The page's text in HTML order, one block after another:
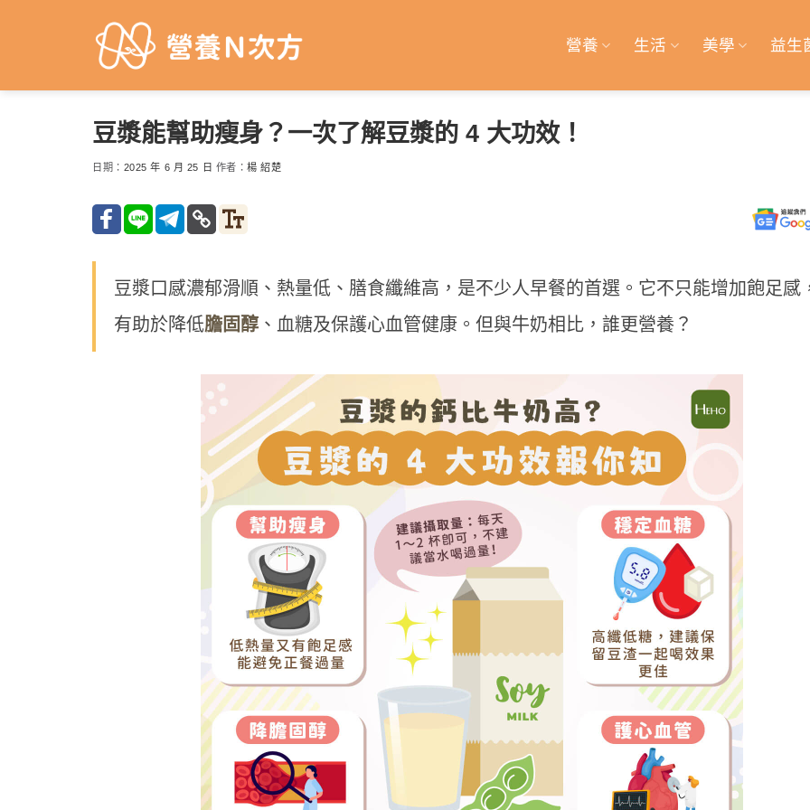
營養 生活 美學 益生
豆漿能幫助瘦身？一次了解豆漿的 4 大功效！
日期： 2025 年 6 月 25 日 作者：楊 紹楚
豆漿口感濃郁滑順、熱量低、膳食纖維高，是不少人早餐的首選。它不只能增加飽足感
有助於降低膽固醇 、血糖及保護心血管健康。但與牛奶相比，誰更營養？